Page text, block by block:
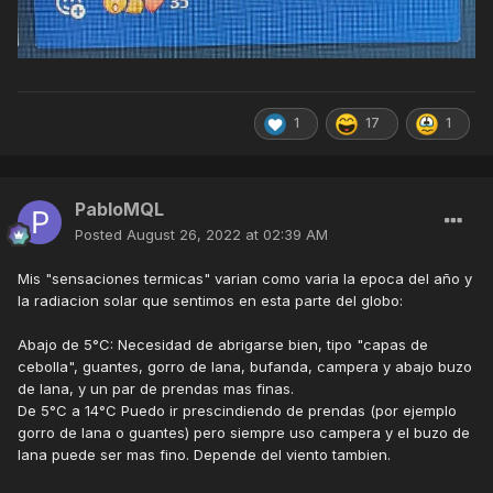
1 17 1
PabloMQL
Posted August 26, 2022 at 02:39 AM
Mis "sensaciones termicas" varian como varia la epoca del año y
la radiacion solar que sentimos en esta parte del globo:
Abajo de 5°C: Necesidad de abrigarse bien, tipo "capas de
cebolla", guantes, gorro de lana, bufanda, campera y abajo buzo
de lana, y un par de prendas mas finas.
De 5°C a 14°C Puedo ir prescindiendo de prendas (por ejemplo
gorro de lana o guantes) pero siempre uso campera y el buzo de
lana puede ser mas fino. Depende del viento tambien.